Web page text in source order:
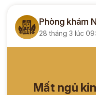
Phòng khám
28 tháng 3 lúc
Mất ngủ